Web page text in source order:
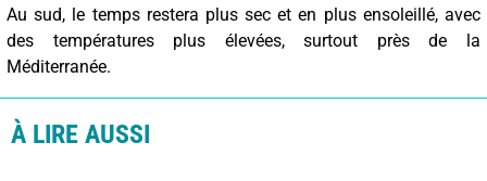
Au sud, le temps restera plus sec et en plus ensoleillé, avec
des températures plus élevées, surtout près de la
Méditerranée.
À LIRE AUSSI